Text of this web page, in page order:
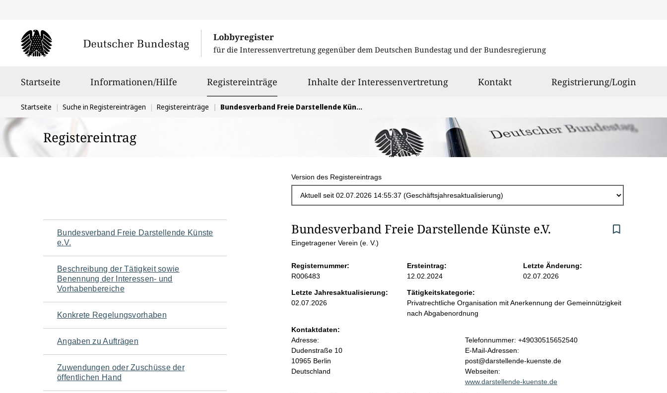
Lobbyregister
für die Interessenvertretung gegenüber dem Deutschen Bundestag und der Bundesregierung
Startseite Informationen/Hilfe Registereinträge ausgewähltInhalte der Interessenvertretung Kontakt Registrierung/Login
Sie
befinden
sich
hier:
Startseite Suche in Registereinträgen Registereinträge Bundesverband Freie Darstellende Künste e.V.
Registereintrag
Version des Registereintrags
Navigation
für
den
Seiteninhalt
Bundesverband Freie Darstellende Künste
e.V.
Beschreibung der Tätigkeit sowie
Benennung der Interessen- und
Vorhabenbereiche
Konkrete Regelungsvorhaben
Angaben zu Aufträgen
Zuwendungen oder Zuschüsse der
öffentlichen Hand
S
i
t
e
n
i
Bundesverband Freie Darstellende Künste e.V.
Eingetragener Verein (e. V.)
Registernummer:
R006483
Ersteintrag:
12.02.2024
Letzte Änderung:
02.07.2026
Letzte Jahresaktualisierung:
02.07.2026
Tätigkeitskategorie:
Privatrechtliche Organisation mit Anerkennung der Gemeinnützigkeit
nach Abgabenordnung
Kontaktdaten:
Adresse:
Dudenstraße 10
10965 Berlin
Deutschland
K
o
n
t
a
Telefonnummer: +49030515652540
E-Mail-Adressen:
post@darstellende-kuenste.de
Webseiten:
www.darstellende-kuenste.de